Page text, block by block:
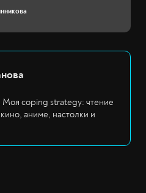
coping strategy: чтение
аниме, настолки и